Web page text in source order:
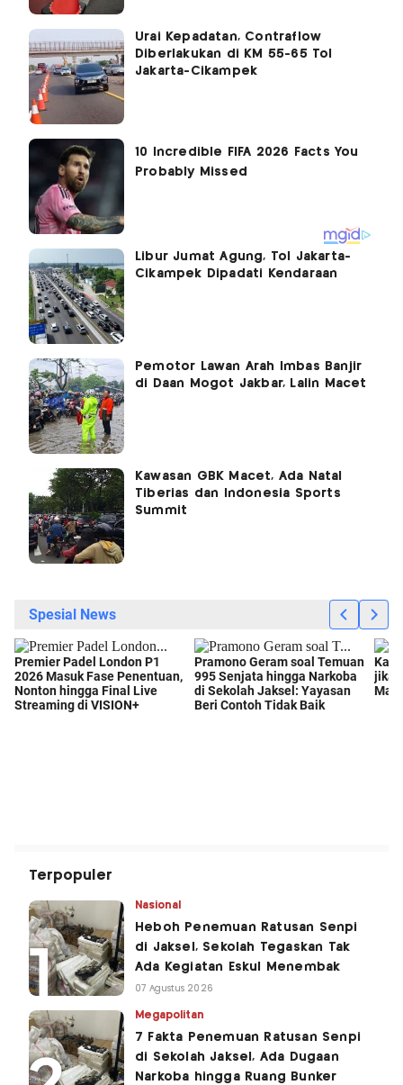
Urai Kepadatan, Contraflow
Diberlakukan di KM 55-65 Tol
Jakarta-Cikampek
Libur Jumat Agung, Tol Jakarta-
Cikampek Dipadati Kendaraan
Pemotor Lawan Arah Imbas Banjir
di Daan Mogot Jakbar, Lalin Macet
Kawasan GBK Macet, Ada Natal
Tiberias dan Indonesia Sports
Summit
Terpopuler
Nasional
Heboh Penemuan Ratusan Senpi
di Jaksel, Sekolah Tegaskan Tak
Ada Kegiatan Eskul Menembak
07 Agustus 2026
Megapolitan
7 Fakta Penemuan Ratusan Senpi
di Sekolah Jaksel, Ada Dugaan
Narkoba hingga Ruang Bunker